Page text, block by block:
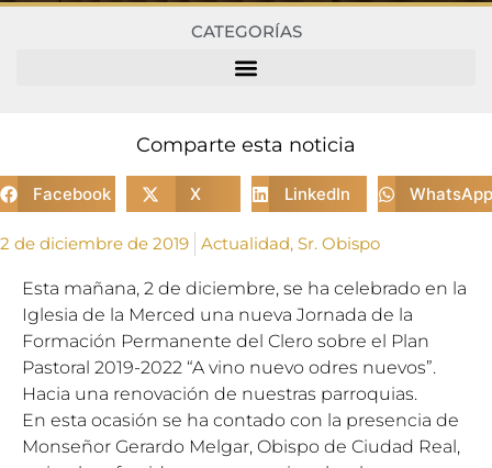
CATEGORÍAS
Comparte esta noticia
Facebook X LinkedIn WhatsApp
2 de diciembre de 2019 Actualidad, Sr. Obispo
Esta mañana, 2 de diciembre, se ha celebrado en la
Iglesia de la Merced una nueva Jornada de la
Formación Permanente del Clero sobre el Plan
Pastoral 2019-2022 “A vino nuevo odres nuevos”.
Hacia una renovación de nuestras parroquias.
En esta ocasión se ha contado con la presencia de
Monseñor Gerardo Melgar, Obispo de Ciudad Real,